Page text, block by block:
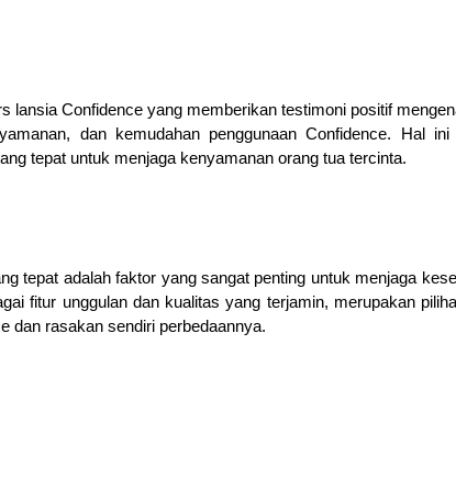
lansia Confidence yang memberikan testimoni positif
dan kemudahan penggunaan Confidence. Hal
tepat untuk menjaga kenyamanan orang tua tercinta.
tepat adalah faktor yang sangat penting untuk menjaga
fitur unggulan dan kualitas yang terjamin, merupakan
dan rasakan sendiri perbedaannya.